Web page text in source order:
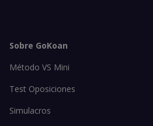
Sobre GoKoan
Método VS Mini
Test Oposiciones
Simulacros